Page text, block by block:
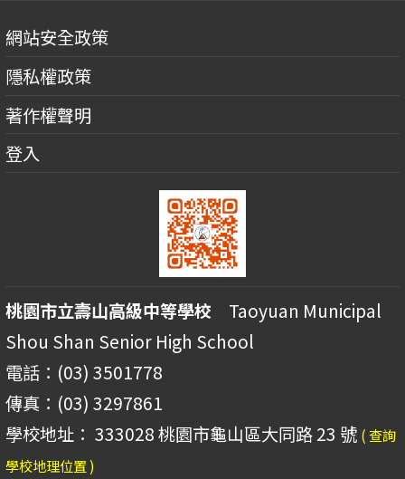
網站安全政策
隱私權政策
著作權聲明
登入
桃園市立壽山高級中等學校 Taoyuan Municipal
Shou Shan Senior High School
電話：(03) 3501778
傳真：(03) 3297861
學校地址： 333028 桃園市龜山區大同路 23 號 ( 查詢
學校地理位置 )